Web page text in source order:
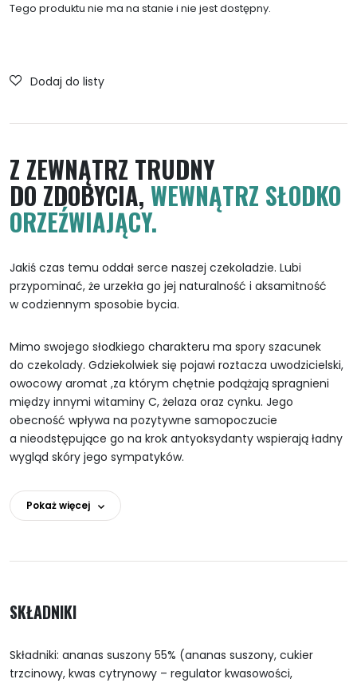
Tego produktu nie ma na stanie i nie jest dostępny.
Z ZEWNĄTRZ TRUDNY
DO ZDOBYCIA, WEWNĄTRZ SŁODKO
ORZEŹWIAJĄCY.
Jakiś czas temu oddał serce naszej czekoladzie. Lubi
przypominać, że urzekła go jej naturalność i aksamitność
w codziennym sposobie bycia.
Mimo swojego słodkiego charakteru ma spory szacunek
do czekolady. Gdziekolwiek się pojawi roztacza uwodzicielski,
owocowy aromat ,za którym chętnie podążają spragnieni
między innymi witaminy C, żelaza oraz cynku. Jego
obecność wpływa na pozytywne samopoczucie
a nieodstępujące go na krok antyoksydanty wspierają ładny
wygląd skóry jego sympatyków.
Pokaż więcej
SKŁADNIKI
Składniki: ananas suszony 55% (ananas suszony, cukier
trzcinowy, kwas cytrynowy – regulator kwasowości,